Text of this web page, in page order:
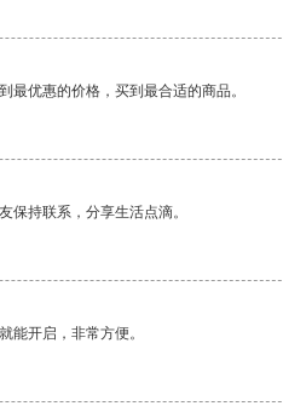
最优惠的价格，买到最合适的商品。
保持联系，分享生活点滴。
能开启，非常方便。